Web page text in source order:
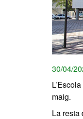
30/04/
maig.
La resta